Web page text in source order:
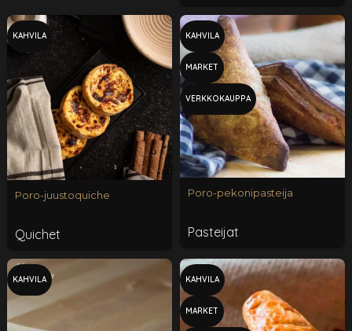
KAHVILA
Poro-juustoquiche
Quichet
KAHVILA
MARKET
VERKKOKAUPPA
Poro-pekonipasteija
Pasteijat
KAHVILA KAHVILA
MARKET